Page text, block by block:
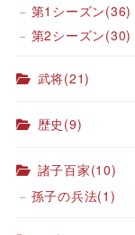
第1シーズン(36)
第2シーズン(30)
武将(21)
歴史 (9)
諸子百家(10)
孫子の兵法(1)